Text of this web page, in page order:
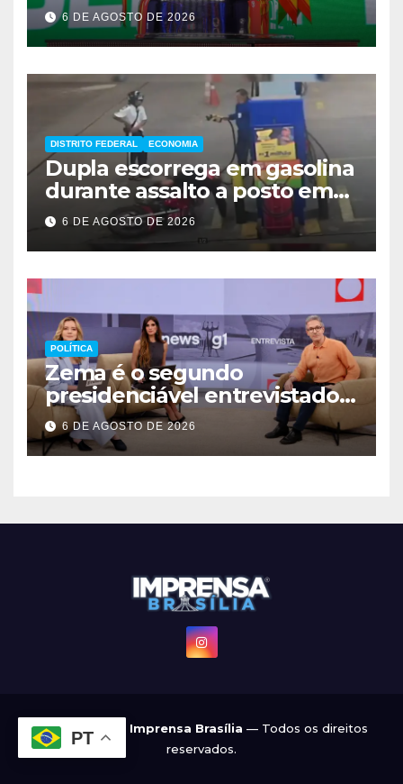
6 DE AGOSTO DE 2026
DISTRITO FEDERAL ECONOMIA
Dupla escorrega em gasolina
durante assalto a posto em
Ceilândia
6 DE AGOSTO DE 2026
POLÍTICA
Zema é o segundo
presidenciável entrevistado
pelo g1 e GloboNews
6 DE AGOSTO DE 2026
© 2022 - 2026 Imprensa Brasília — Todos os direitos
reservados.
PT